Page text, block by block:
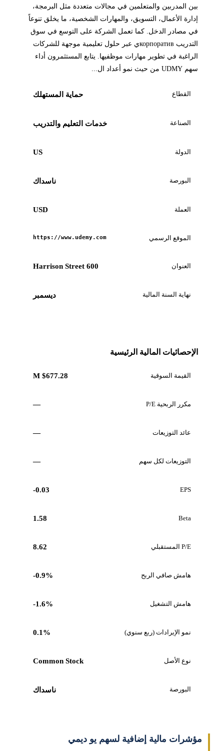
بين المدربين والمتعلمين في مجالات متعددة مثل البرمجة،
إدارة الأعمال، التسويق، والمهارات الشخصية، ما يخلق تنوعاً
في مصادر الدخل. كما تعمل الشركة على التوسع في سوق
التدريب корпоративي عبر حلول تعليمية موجهة للشركات
الراغبة في تطوير مهارات موظفيها. يتابع المستثمرون أداء
سهم UDMY من حيث نمو أعداد ال...
القطاع حماية المستهلك
الصناعة خدمات التعليم والتدريب
الدولة US
البورصة ناسداك
العملة USD
الموقع الرسمي https://www.udemy.com
العنوان 600 Harrison Street
نهاية السنة المالية ديسمبر
الإحصائيات المالية الرئيسية
القيمة السوقية $677.28 M
مكرر الربحية P/E —
عائد التوزيعات —
التوزيعات لكل سهم —
EPS
-0.03
Beta
1.58
P/E المستقبلي 8.62
هامش صافي الربح -0.9%
هامش التشغيل -1.6%
نمو الإيرادات (ربع سنوي) 0.1%
نوع الأصل Common Stock
البورصة ناسداك
مؤشرات مالية إضافية لسهم يو ديمي